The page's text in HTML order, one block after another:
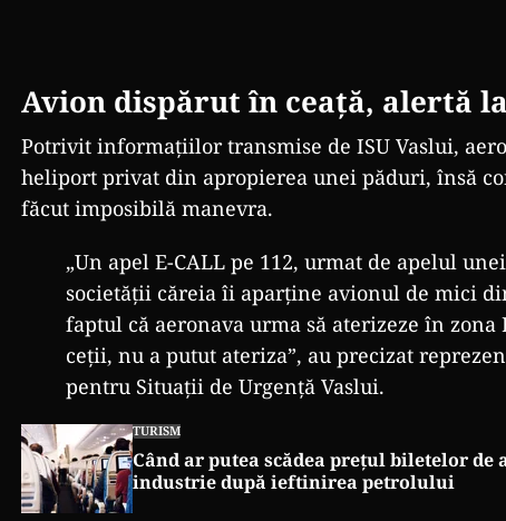
Avion dispărutîn ceață, alertă
Potrivit informațiilor transmise de ISU Vaslui,
heliport privat din apropierea unei păduri, însă
făcut imposibilă manevra.
„Un apel E-CALL pe 112, urmat de apelul
societății căreia îi aparține avionul de mici
faptul că aeronava urma să aterizeze în zona
ceții, nu a putut ateriza”, au precizat
pentru Situații de Urgență Vaslui.
TURISM
Când ar putea scădea prețul biletelor
industrie după ieftinirea petrolului